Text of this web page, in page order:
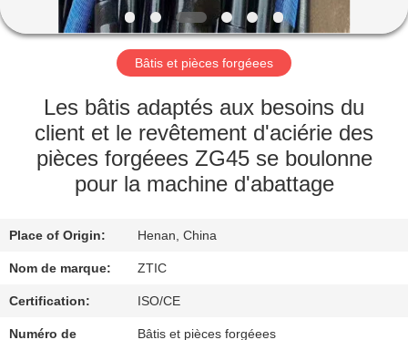
AU
NOUS
VISITE
CONTRÔLE
DE
Bâtis et pièces forgéees
Les bâtis adaptés aux besoins du
client et le revêtement d'aciérie des
pièces forgéees ZG45 se boulonne
pour la machine d'abattage
Place of Origin: Henan, China
Nom de marque: ZTIC
Certification: ISO/CE
Numéro de
Bâtis et pièces forgéees